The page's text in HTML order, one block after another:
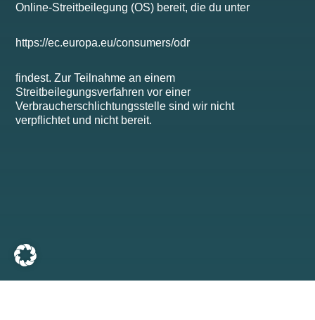
Online-Streitbeilegung (OS) bereit, die du unter
https://ec.europa.eu/consumers/odr
findest. Zur Teilnahme an einem
Streitbeilegungsverfahren vor einer
Verbraucherschlichtungsstelle sind wir nicht
verpflichtet und nicht bereit.